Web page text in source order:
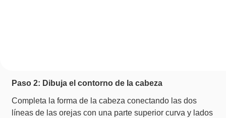
Paso 2: Dibuja el contorno de la cabeza
Completa la forma de la cabeza conectando las dos
líneas de las orejas con una parte superior curva y lados